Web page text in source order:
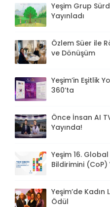
Yeşim Grup
Yayınladı
Özlem Süer ile
ve Dönüşüm
Yeşim’in Eşitlik
360’ta
Önce İnsan AI
Yayında!
Yeşim 16.
Bildirimini (CoP)
Yeşim’de Kadın
Ödül